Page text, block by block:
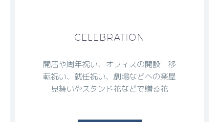
CELEBRATION
開店や周年祝い、オフィスの開設・移
転祝い、就任祝い、劇場などへの楽屋
見舞いやスタンド花などで贈る花